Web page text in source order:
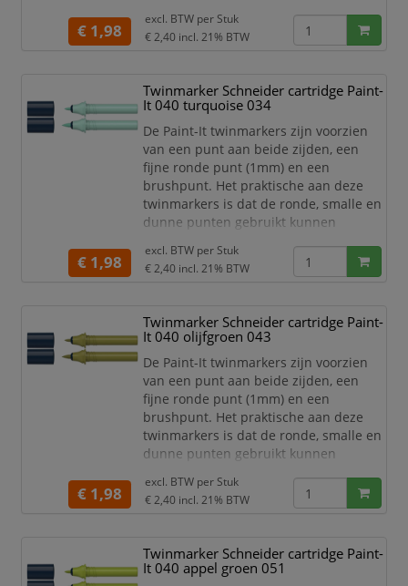
dikkere punten gebruikt kunnen
worden om grotere schrijf- en
egaal in te kleuren. Zo haal je met de
twinmarkers verschillende functies in
huis met één product! De 30 levend
€ 1,98
excl. BTW per Stuk
€ 2,40 incl. 21% BTW
Twinmarker Schneider cartridge Paint-
It 040 turquoise 034
De Paint-It twinmarkers zijn voorzien
van een punt aan beide zijden, een
fijne ronde punt (1mm) en een
brushpunt. Het praktische aan deze
twinmarkers is dat de ronde, smalle en
dunne punten gebruikt kunnen
dikkere punten gebruikt kunnen
worden om grotere schrijf- en
egaal in te kleuren. Zo haal je met de
twinmarkers verschillende functies in
huis met één product! De 30 levend
€ 1,98
excl. BTW per Stuk
€ 2,40 incl. 21% BTW
Twinmarker Schneider cartridge Paint-
It 040 olijfgroen 043
De Paint-It twinmarkers zijn voorzien
van een punt aan beide zijden, een
fijne ronde punt (1mm) en een
brushpunt. Het praktische aan deze
twinmarkers is dat de ronde, smalle en
dunne punten gebruikt kunnen
dikkere punten gebruikt kunnen
worden om grotere schrijf- en
egaal in te kleuren. Zo haal je met de
twinmarkers verschillende functies in
huis met één product! De 30 levend
€ 1,98
excl. BTW per Stuk
€ 2,40 incl. 21% BTW
Twinmarker Schneider cartridge Paint-
It 040 appel groen 051